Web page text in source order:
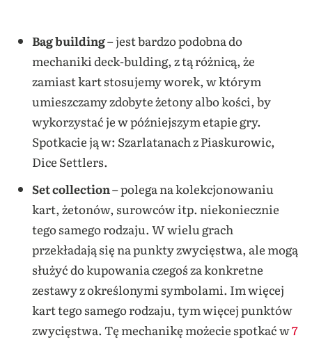
Bag building –jest bardzo podobna do
mechaniki deck-bulding, z tą różnicą, że
zamiast kart stosujemy worek, w którym
umieszczamy zdobyte żetony albo kości, by
wykorzystać je w późniejszym etapie gry.
Spotkacie ją w: Szarlatanach z Piaskurowic,
Dice Settlers.
Set collection –polega na kolekcjonowaniu
kart, żetonów, surowców itp. niekoniecznie
tego samego rodzaju. W wielu grach
przekładają się na punkty zwycięstwa, ale mogą
służyć do kupowania czegoś za konkretne
zestawy z określonymi symbolami. Im więcej
kart tego samego rodzaju, tym więcej punktów
zwycięstwa. Tę mechanikę możecie spotkać w7